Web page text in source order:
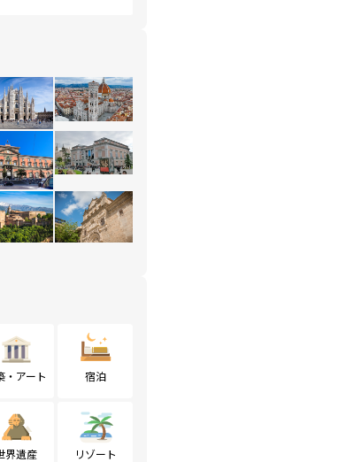
・アート 宿泊
界遺産 リゾート